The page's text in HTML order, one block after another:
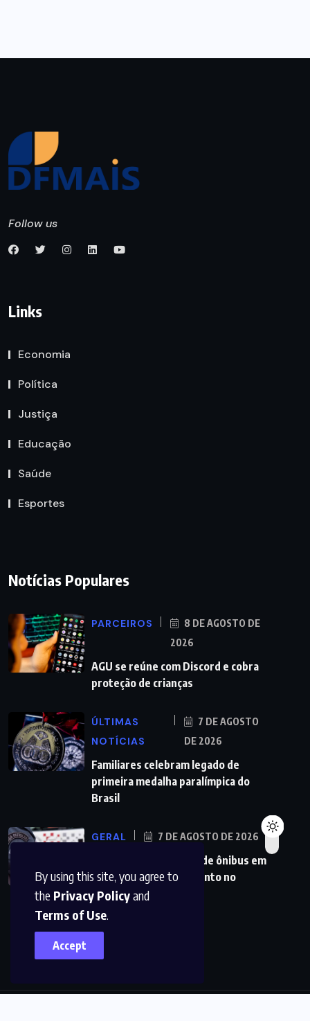
By using this site, you agree to
the Privacy Policyand
Terms of Use.
Accept
Follow us
Links
Economia
Política
Justiça
Educação
Saúde
Esportes
Notícias Populares
PARCEIROS
8 DE AGOSTO DE
2026
AGU se reúne com Discord e cobra
proteção de crianças
ÚLTIMAS
NOTÍCIAS
7 DE AGOSTO
DE 2026
Familiares celebram legado de
primeira medalha paralímpica do
Brasil
GERAL 7 DE AGOSTO DE 2026
PMs detêm motorista de ônibus em
SP após desentendimento no